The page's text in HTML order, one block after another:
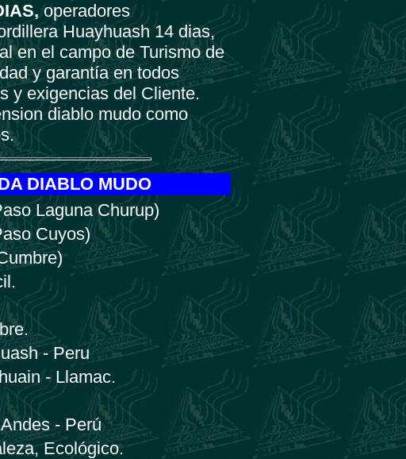
,operadores
Huayhuash 14 dias,
en el campo de Turismo de
y garantía en todos
y exigencias del Cliente.
diablo mudo como
DIABLO MUDO
Laguna Churup)
Cuyos)
- Peru
- Llamac.
- Perú
Ecológico.